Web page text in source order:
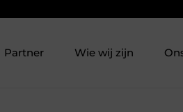
Partner Wie wij zijn